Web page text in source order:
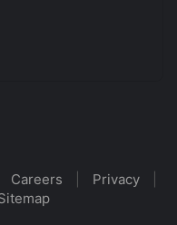
Careers Privacy